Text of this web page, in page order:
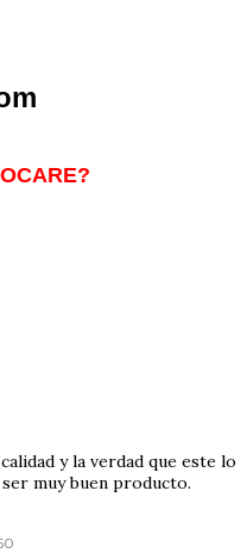
y la verdad que este lo
muy buen producto.